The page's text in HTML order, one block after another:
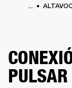
...